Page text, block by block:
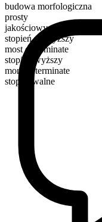
budowa morfologiczna
prosty
jakościowy
stopień najwyższy
most determinate
stopień wyższy
more determinate
stopniowalne